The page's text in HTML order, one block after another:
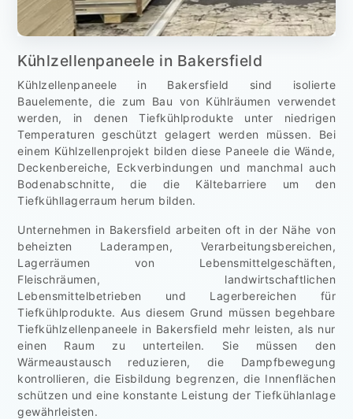
Kühlzellenpaneele in Bakersfield
Kühlzellenpaneele in Bakersfield sind isolierte
Bauelemente, die zum Bau von Kühlräumen verwendet
werden, in denen Tiefkühlprodukte unter niedrigen
Temperaturen geschützt gelagert werden müssen. Bei
einem Kühlzellenprojekt bilden diese Paneele die Wände,
Deckenbereiche, Eckverbindungen und manchmal auch
Bodenabschnitte, die die Kältebarriere um den
Tiefkühllagerraum herum bilden.
Unternehmen in Bakersfield arbeiten oft in der Nähe von
beheizten Laderampen, Verarbeitungsbereichen,
Lagerräumen von Lebensmittelgeschäften,
Fleischräumen, landwirtschaftlichen
Lebensmittelbetrieben und Lagerbereichen für
Tiefkühlprodukte. Aus diesem Grund müssen begehbare
Tiefkühlzellenpaneele in Bakersfield mehr leisten, als nur
einen Raum zu unterteilen. Sie müssen den
Wärmeaustausch reduzieren, die Dampfbewegung
kontrollieren, die Eisbildung begrenzen, die Innenflächen
schützen und eine konstante Leistung der Tiefkühlanlage
gewährleisten.